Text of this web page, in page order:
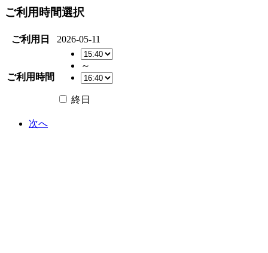
ご利用時間選択
ご利用日 2026-05-11
ご利用時間
～
終日
次へ